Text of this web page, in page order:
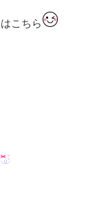
はこちら